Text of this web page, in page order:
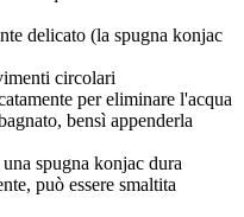
delicato (la spugna konjac
circolari
per eliminare l'acqua
bensì appenderla
spugna konjac dura
può essere smaltita